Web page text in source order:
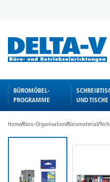
BÜROMÖBEL-
PROGRAMME
UND TISCHE
Home/Büro-Organisation/Büromaterial/